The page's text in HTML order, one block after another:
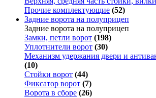
Прочие комплектующие (52)
Задние ворота на полуприцеп
Задние ворота на полуприцеп
Замки, петли ворот (198)
Уплотнители ворот (30)
Механизм удержания двери и
(10)
Стойки ворот (44)
Фиксатор ворот (7)
Ворота в сборе (26)